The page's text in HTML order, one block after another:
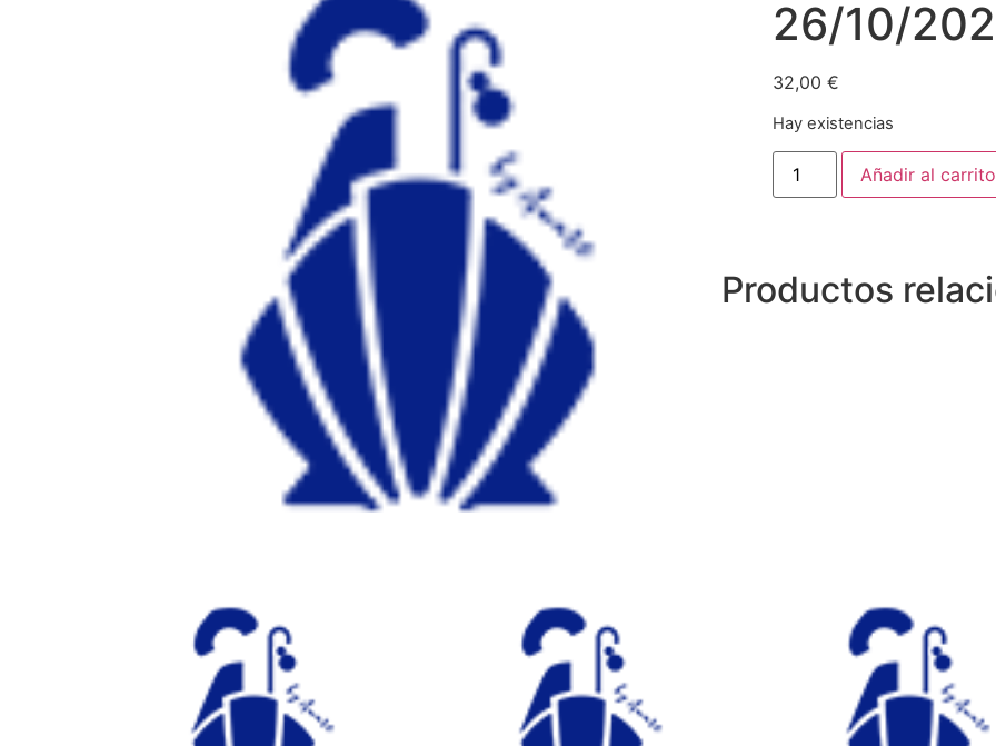
26/10/
32,00 €
Hay existencias
Añadir al carrito
Productos